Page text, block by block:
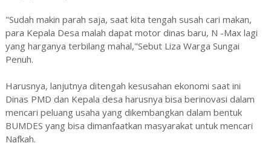
"Sudah makin parah saja, saat kita tengah susah cari makan,
para Kepala Desa malah dapat motor dinas baru, N -Max lagi
yang harganya terbilang mahal,"Sebut Liza Warga Sungai
Penuh.
Harusnya, lanjutnya ditengah kesusahan ekonomi saat ini
Dinas PMD dan Kepala desa harusnya bisa berinovasi dalam
mencari peluang usaha yang dikembangkan dalam bentuk
BUMDES yang bisa dimanfaatkan masyarakat untuk mencari
Nafkah.